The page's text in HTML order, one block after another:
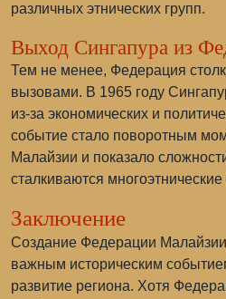
различных этнических групп.
Выход Сингапура из
Тем не менее, Федерация
вызовами. В 1965 году
из-за экономических и
событие стало поворотным
Малайзии и показало
сталкиваются многоэтнические
Заключение
Создание Федерации Малайзии
важным историческим
развитие региона. Хотя